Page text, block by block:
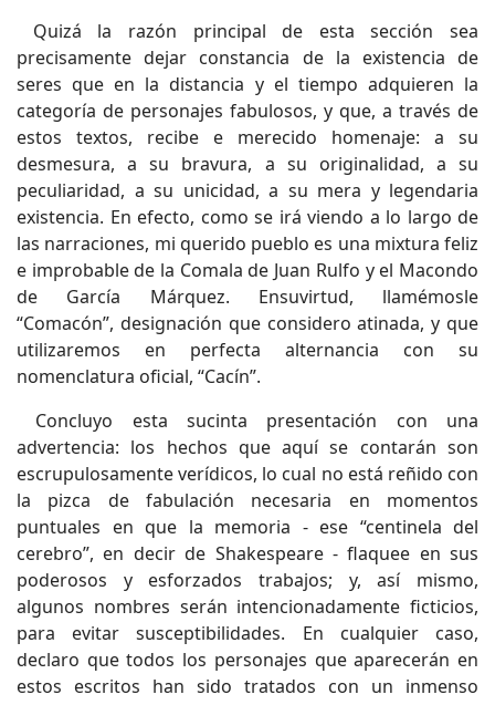
Quizá la razón principal de esta sección sea
precisamente dejar constancia de la existencia de
seres que en la distancia y el tiempo adquieren la
categoría de personajes fabulosos, y que, a través de
estos textos, recibe e merecido homenaje: a su
desmesura, a su bravura, a su originalidad, a su
peculiaridad, a su unicidad, a su mera y legendaria
existencia. En efecto, como se irá viendo a lo largo de
las narraciones, mi querido pueblo es una mixtura feliz
e improbable de la Comala de Juan Rulfo y el Macondo
de García Márquez. Ensuvirtud, llamémosle
“Comacón”, designación que considero atinada, y que
utilizaremos en perfecta alternancia con su
nomenclatura oficial, “Cacín”.
Concluyo esta sucinta presentación con una
advertencia: los hechos que aquí se contarán son
escrupulosamente verídicos, lo cual no está reñido con
la pizca de fabulación necesaria en momentos
puntuales en que la memoria - ese “centinela del
cerebro”, en decir de Shakespeare - flaquee en sus
poderosos y esforzados trabajos; y, así mismo,
algunos nombres serán intencionadamente ficticios,
para evitar susceptibilidades. En cualquier caso,
declaro que todos los personajes que aparecerán en
estos escritos han sido tratados con un inmenso